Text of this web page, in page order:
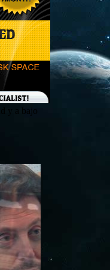
y a bajo